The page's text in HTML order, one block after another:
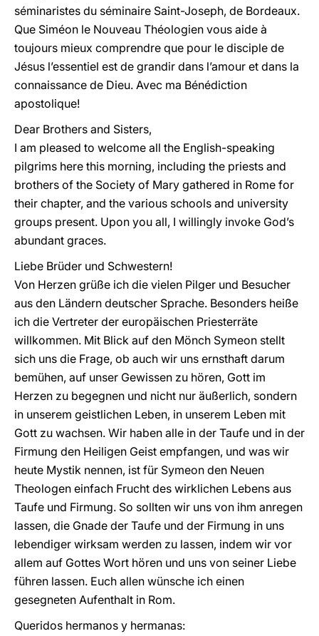
séminaristes du séminaire Saint-Joseph, de Bordeaux.
Que Siméon le Nouveau Théologien vous aide à
toujours mieux comprendre que pour le disciple de
Jésus l’essentiel est de grandir dans l’amour et dans la
connaissance de Dieu. Avec ma Bénédiction
apostolique!
Dear Brothers and Sisters,
I am pleased to welcome all the English-speaking
pilgrims here this morning, including the priests and
brothers of the Society of Mary gathered in Rome for
their chapter, and the various schools and university
groups present. Upon you all, I willingly invoke God’s
abundant graces.
Liebe Brüder und Schwestern!
Von Herzen grüße ich die vielen Pilger und Besucher
aus den Ländern deutscher Sprache. Besonders heiße
ich die Vertreter der europäischen Priesterräte
willkommen. Mit Blick auf den Mönch Symeon stellt
sich uns die Frage, ob auch wir uns ernsthaft darum
bemühen, auf unser Gewissen zu hören, Gott im
Herzen zu begegnen und nicht nur äußerlich, sondern
in unserem geistlichen Leben, in unserem Leben mit
Gott zu wachsen. Wir haben alle in der Taufe und in der
Firmung den Heiligen Geist empfangen, und was wir
heute Mystik nennen, ist für Symeon den Neuen
Theologen einfach Frucht des wirklichen Lebens aus
Taufe und Firmung. So sollten wir uns von ihm anregen
lassen, die Gnade der Taufe und der Firmung in uns
lebendiger wirksam werden zu lassen, indem wir vor
allem auf Gottes Wort hören und uns von seiner Liebe
führen lassen. Euch allen wünsche ich einen
gesegneten Aufenthalt in Rom.
Queridos hermanos y hermanas: